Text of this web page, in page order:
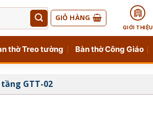
GIỎ HÀNG
GIỚI THIỆU
thờ Treo tường Bàn thờ Công Giáo
GTT-02